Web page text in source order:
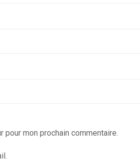
pour mon prochain commentaire.